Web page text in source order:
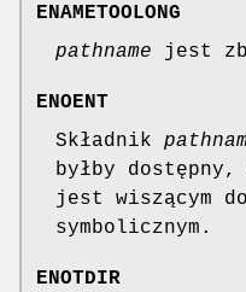
ENAMETOOLONG
pathname jest
ENOENT
Składnik
byłby
jest wiszącym
symbolicznym.
ENOTDIR